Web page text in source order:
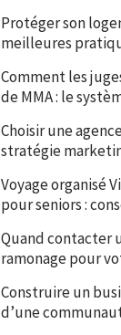
Protéger son
meilleures
Comment les
de MMA : le
Choisir une
stratégie
Voyage organisé
pour seniors :
Quand contacter
ramonage pour
Construire un
d’une